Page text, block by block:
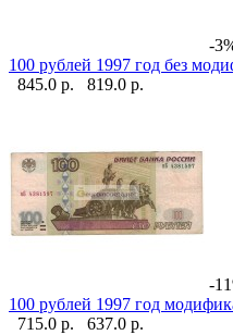
-
100 рублей 1997 год без
845.0 р.
819.0 р.
-
100 рублей 1997 год
715.0 р.
637.0 р.